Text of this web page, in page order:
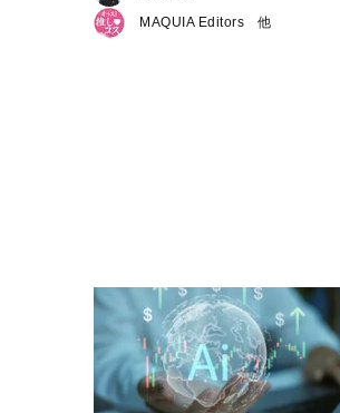
MAQUIA Editors